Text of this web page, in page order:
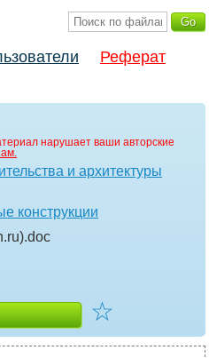
Реферат
нарушает ваши авторские
и архитектуры
конструкции
.doc
☆